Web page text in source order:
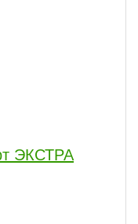
ЭКСТРА